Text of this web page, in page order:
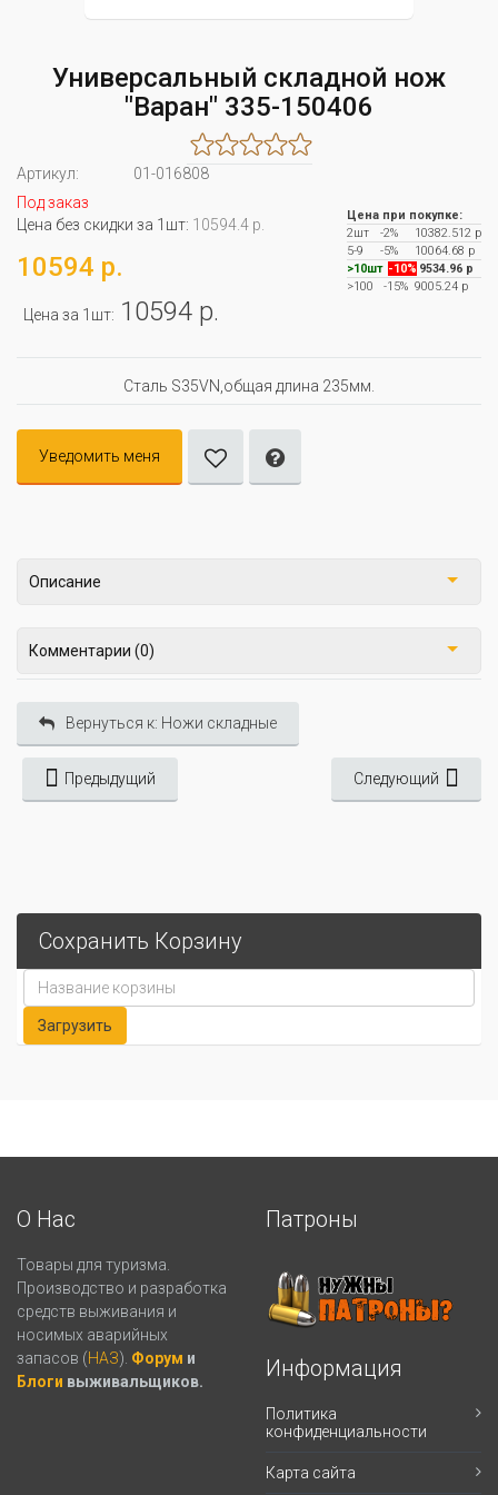
Универсальный складной нож
"Варан" 335-150406
Артикул:
01-016808
Под заказ
Цена без скидки за 1шт: 10594.4 р.
10594 р.
Цена за 1шт: 10594 р.
Цена при покупке:
2шт
-2%
10382.512 р
5-9
-5%
10064.68 р
>10шт -10% 9534.96 р
>100
-15% 9005.24 р
Сталь S35VN,общая длина 235мм.
Уведомить меня
Описание
Комментарии (0)
Вернуться к: Ножи складные
Предыдущий Следующий
Сохранить Корзину
О Нас
Товары для туризма.
Производство и разработка
средств выживания и
носимых аварийных
запасов (НАЗ). Форум и
Блоги выживальщиков.
Патроны
Информация
Политика
конфиденциальности
Карта сайта